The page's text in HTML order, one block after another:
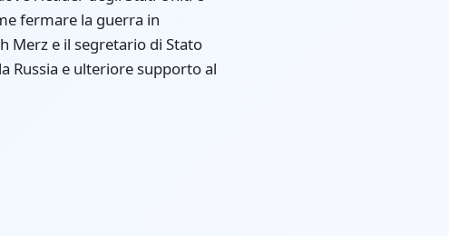
fermare la guerra in
Merz e il segretario di Stato
Russia e ulteriore supporto al